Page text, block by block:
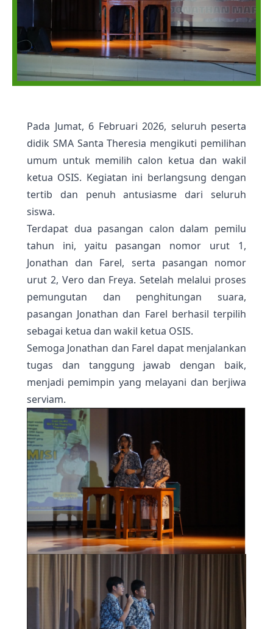
Pada Jumat, 6 Februari 2026, seluruh peserta
didik SMA Santa Theresia mengikuti pemilihan
umum untuk memilih calon ketua dan wakil
ketua OSIS. Kegiatan ini berlangsung dengan
tertib dan penuh antusiasme dari seluruh
siswa.
Terdapat dua pasangan calon dalam pemilu
tahun ini, yaitu pasangan nomor urut 1,
Jonathan dan Farel, serta pasangan nomor
urut 2, Vero dan Freya. Setelah melalui proses
pemungutan dan penghitungan suara,
pasangan Jonathan dan Farel berhasil terpilih
sebagai ketua dan wakil ketua OSIS.
Semoga Jonathan dan Farel dapat menjalankan
tugas dan tanggung jawab dengan baik,
menjadi pemimpin yang melayani dan berjiwa
serviam.